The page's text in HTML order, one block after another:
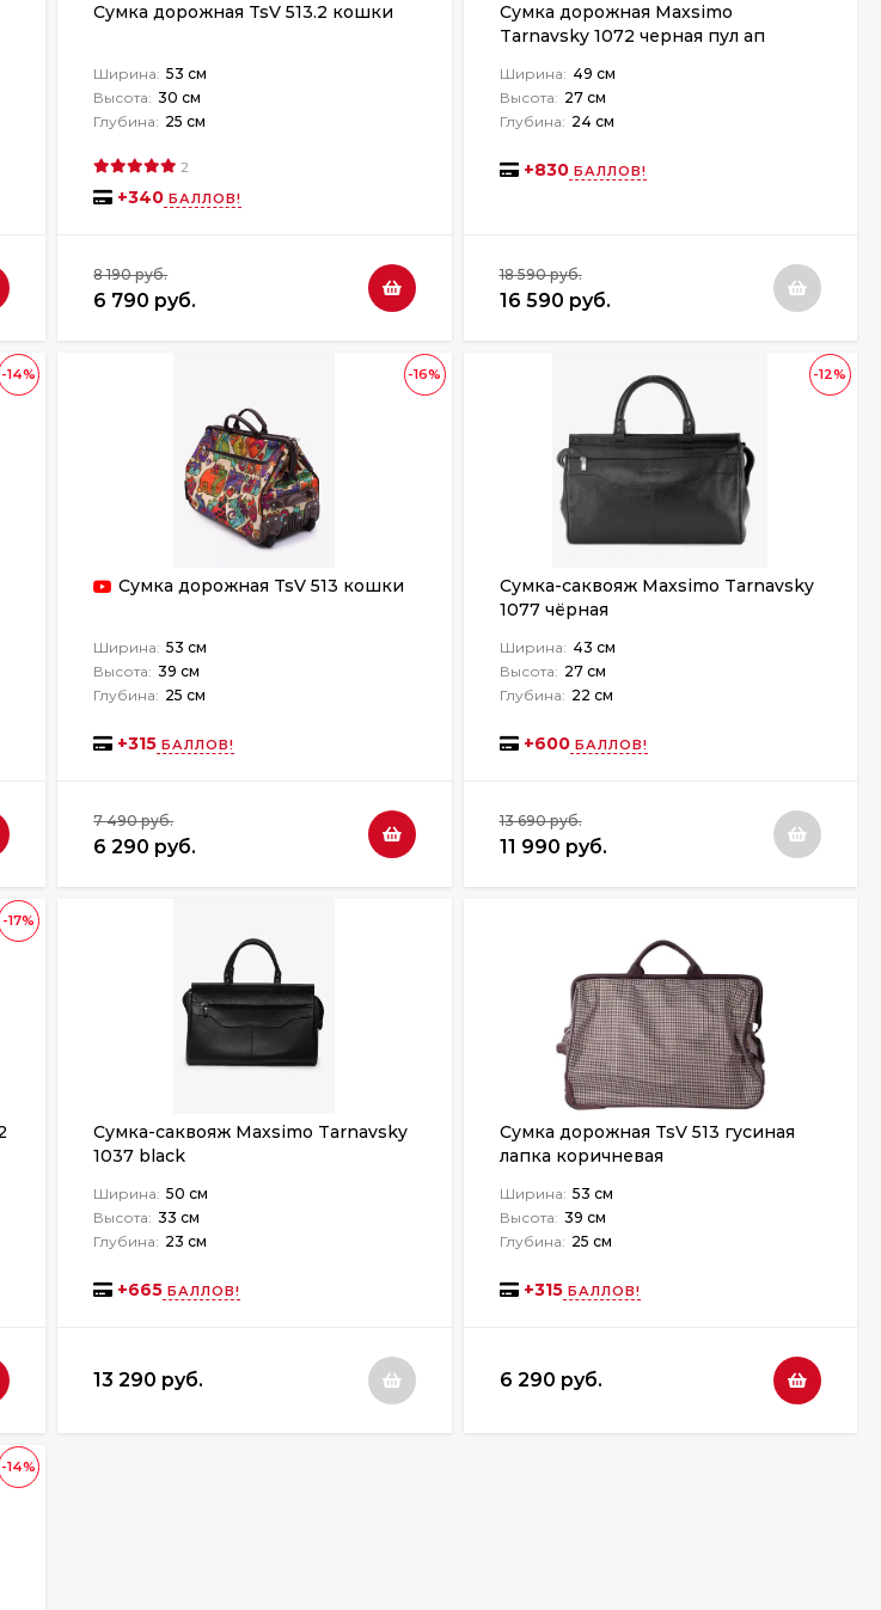
Сумка дорожная TsV 513.2 кошки
Ширина: 53 см
Высота: 30 см
Глубина: 25 см
2
+340 БАЛЛОВ!
8 190 руб.
6 790 руб.
Сумка дорожная Maxsimo
Tarnavsky 1072 черная пул ап
Ширина: 49 см
Высота: 27 см
Глубина: 24 см
+830БАЛЛОВ!
18 590 руб.
16 590 руб.
-14% -16%
Сумка дорожная TsV 513 кошки
Ширина: 53 см
Высота: 39 см
Глубина: 25 см
+315 БАЛЛОВ!
7 490 руб.
6 290 руб.
-12%
Сумка-саквояж Maxsimo Tarnavsky
1077 чёрная
Ширина: 43 см
Высота: 27 см
Глубина: 22 см
+600БАЛЛОВ!
13 690 руб.
11 990 руб.
-17%
Сумка-саквояж Maxsimo Tarnavsky
1037 black
Ширина: 50 см
Высота: 33 см
Глубина: 23 см
+665 БАЛЛОВ!
13 290 руб.
Сумка дорожная TsV 513 гусиная
лапка коричневая
Ширина: 53 см
Высота: 39 см
Глубина: 25 см
+315БАЛЛОВ!
6 290 руб.
-14%